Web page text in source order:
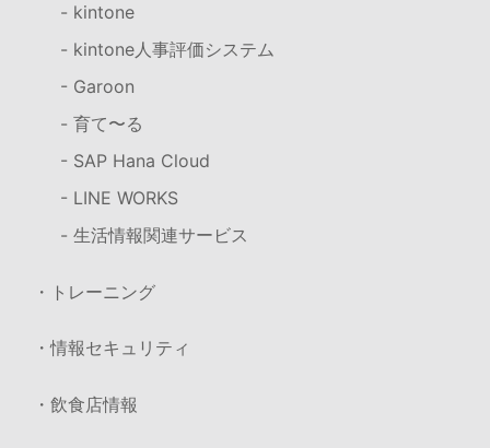
- kintone
- kintone人事評価システム
- Garoon
- 育て〜る
- SAP Hana Cloud
- LINE WORKS
- 生活情報関連サービス
・トレーニング
・情報セキュリティ
・飲食店情報